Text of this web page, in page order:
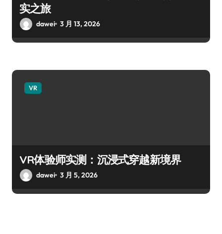
实之旅
dawei 3 月 13, 2026
VR
VR体验师实测：沉浸式穿越新境界
dawei 3 月 5, 2026